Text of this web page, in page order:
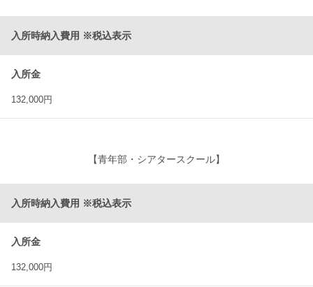
入所時納入費用 ※税込表示
入所金
132,000円
【青年部 ・ シアタースクール】
入所時納入費用 ※税込表示
入所金
132,000円